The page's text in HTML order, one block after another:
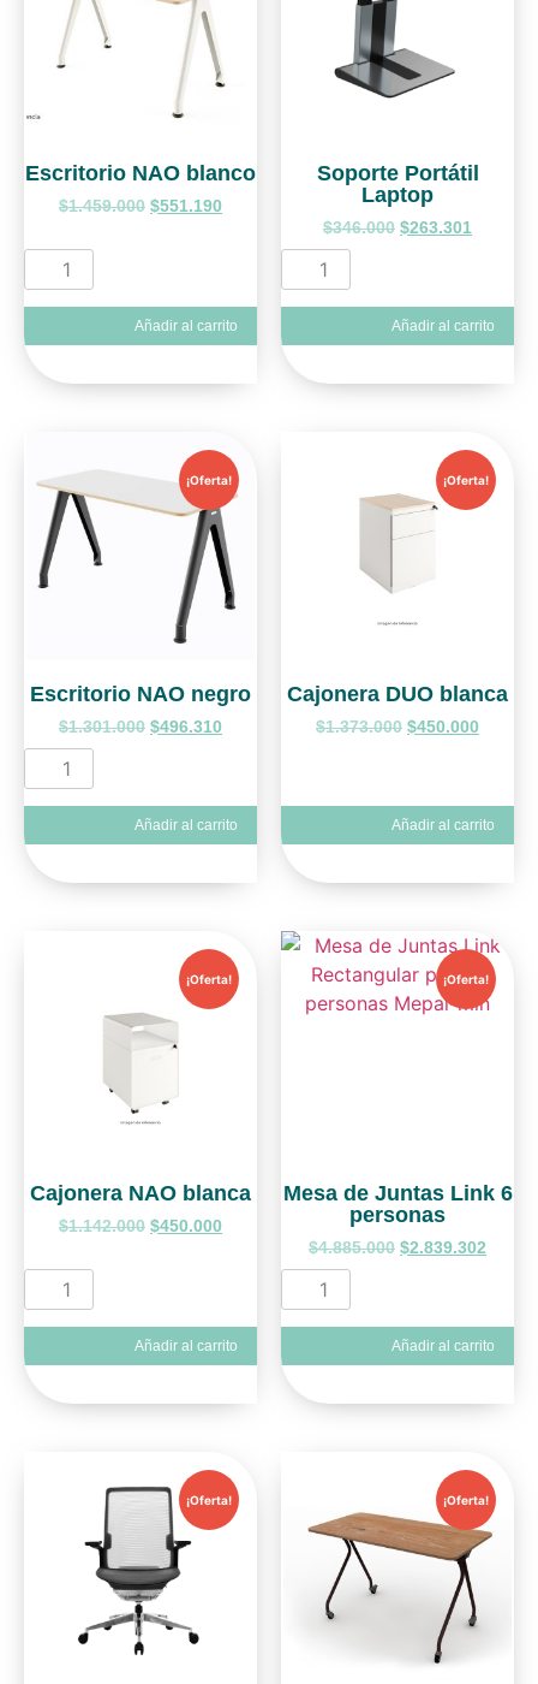
Escritorio NAO blanco
$1.459.000 $551.190
Añadir al carrito
Soporte Portátil
Laptop
$346.000 $263.301
Añadir al carrito
¡Oferta!
Escritorio NAO negro
$1.301.000 $496.310
Añadir al carrito
¡Oferta!
Cajonera DUO blanca
$1.373.000 $450.000
Añadir al carrito
¡Oferta!
Cajonera NAO blanca
$1.142.000 $450.000
Añadir al carrito
¡Oferta!
Mesa de Juntas Link 6
personas
$4.885.000 $2.839.302
Añadir al carrito
¡Oferta! ¡Oferta!